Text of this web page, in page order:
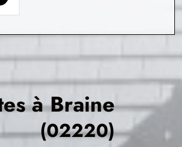
àBraine
(02220)